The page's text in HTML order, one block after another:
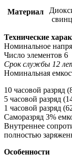
Материал
Технические
Номинальное
Число элементов 6
Срок службы 12
Номинальная
10 часовой разряд
5 часовой разряд
1 часовой разряд
Саморазряд 3%
Внутреннее
полностью
Особенности